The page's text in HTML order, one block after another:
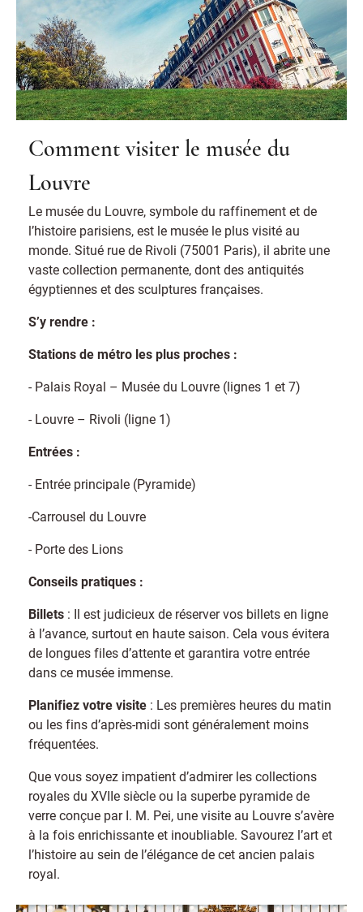
Comment visiter le musée du
Louvre
Le musée du Louvre, symbole du raffinement et de
l’histoire parisiens, est le musée le plus visité au
monde. Situé rue de Rivoli (75001 Paris), il abrite une
vaste collection permanente, dont des antiquités
égyptiennes et des sculptures françaises.
S’y rendre :
Stations de métro les plus proches :
- Palais Royal – Musée du Louvre (lignes 1 et 7)
- Louvre – Rivoli (ligne 1)
Entrées :
- Entrée principale (Pyramide)
-Carrousel du Louvre
- Porte des Lions
Conseils pratiques :
Billets : Il est judicieux de réserver vos billets en ligne
à l’avance, surtout en haute saison. Cela vous évitera
de longues files d’attente et garantira votre entrée
dans ce musée immense.
Planifiez votre visite : Les premières heures du matin
ou les fins d’après-midi sont généralement moins
fréquentées.
Que vous soyez impatient d’admirer les collections
royales du XVIIe siècle ou la superbe pyramide de
verre conçue par I. M. Pei, une visite au Louvre s’avère
à la fois enrichissante et inoubliable. Savourez l’art et
l’histoire au sein de l’élégance de cet ancien palais
royal.